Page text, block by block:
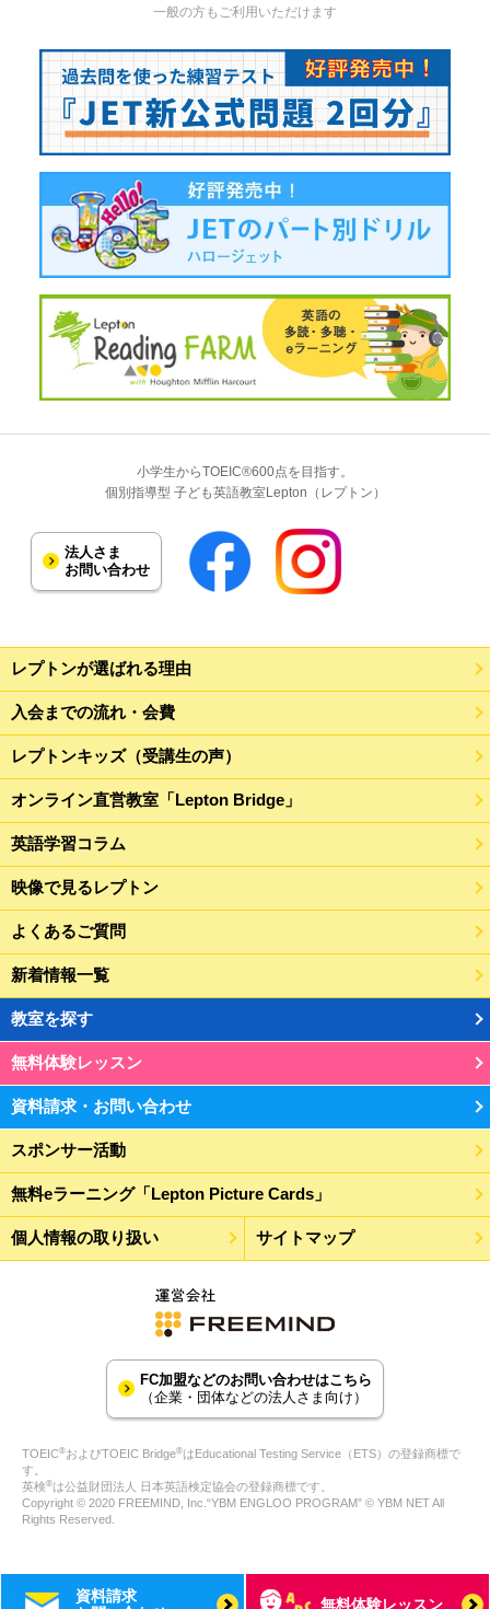
一般の方もご利用いただけます
小学生からTOEIC®600点を目指す。
個別指導型 子ども英語教室Lepton（レプトン）
法人さま
お問い合わせ
レプトンが選ばれる理由
入会までの流れ・会費
レプトンキッズ（受講生の声）
オンライン直営教室「Lepton Bridge」
英語学習コラム
映像で見るレプトン
よくあるご質問
新着情報一覧
教室を探す
無料体験レッスン
資料請求・お問い合わせ
スポンサー活動
無料eラーニング「Lepton Picture Cards」
個人情報の取り扱い サイトマップ
FC加盟などのお問い合わせはこちら
（企業・団体などの法人さま向け）
TOEIC®およびTOEIC Bridge®はEducational Testing Service（ETS）の登録商標で
す。
英検®は公益財団法人 日本英語検定協会の登録商標です。
Copyright © 2020 FREEMIND, Inc.“YBM ENGLOO PROGRAM” © YBM NET All
Rights Reserved.
資料請求
無料体験レッスン